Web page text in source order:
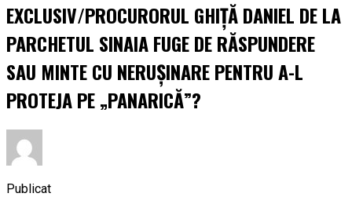
EXCLUSIV/PROCURORUL GHIȚĂ DANIEL DE LA
PARCHETUL SINAIA FUGE DE RĂSPUNDERE
SAU MINTE CU NERUȘINARE PENTRU A-L
PROTEJA PE „PANARICĂ”?
Publicat